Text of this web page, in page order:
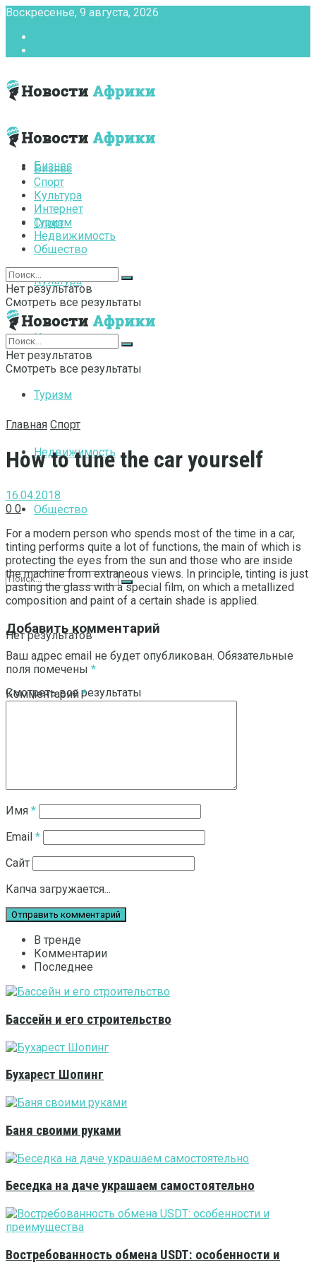
Воскресенье, 9 августа, 2026
Бизнес
Спорт
Культура
Интернет
Туризм
Недвижимость
Общество
Нет результатов
Смотреть все результаты
Бизнес
Спорт
Культура
Интернет
Туризм
Недвижимость
Общество
Нет результатов
Смотреть все результаты
Нет результатов
Смотреть все результаты
Главная Спорт
How to tune the car yourself
16.04.2018
0 0
For a modern person who spends most of the time in a car,
tinting performs quite a lot of functions, the main of which is
protecting the eyes from the sun and those who are inside
the machine from extraneous views. In principle, tinting is just
pasting the glass with a special film, on which a metallized
composition and paint of a certain shade is applied.
Добавить комментарий
Ваш адрес email не будет опубликован. Обязательные
поля помечены *
Комментарий*
Имя *
Email *
Сайт
Капча загружается...
В тренде
Комментарии
Последнее
Бассейн и его строительство
Бухарест Шопинг
Баня своими руками
Беседка на даче украшаем самостоятельно
Востребованность обмена USDT: особенности и